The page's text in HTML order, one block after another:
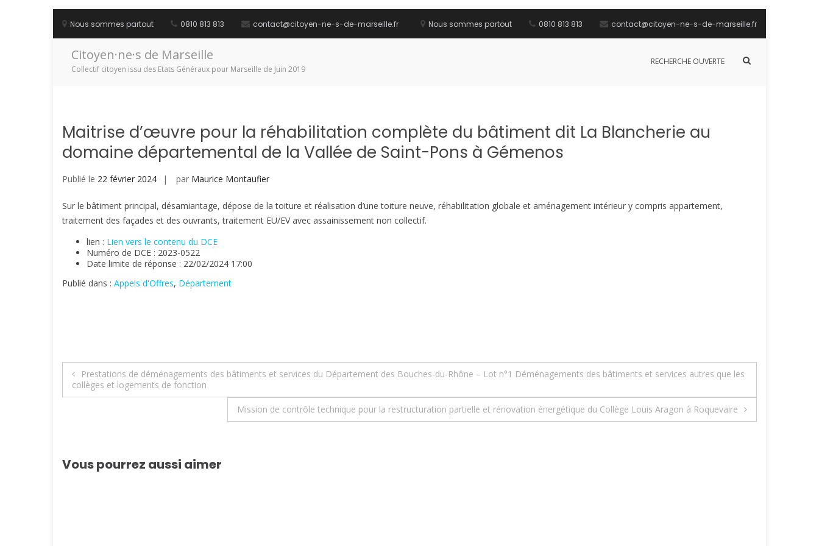
contenu
Nous sommes partout 0810 813 813 contact@citoyen-ne-s-de-marseille.fr Nous sommes partout 0810 813 813 contact@citoyen-ne-s-de-marseille.fr
Citoyen·ne·s de Marseille
Collectif citoyen issu des Etats Généraux pour Marseille de Juin 2019
RECHERCHE OUVERTE
Afficher
Maitrise d’œuvre pour la réhabilitation complète du bâtiment dit La Blancherie au
domaine départemental de la Vallée de Saint-Pons à Gémenos
Publié le 22 février 2024 par Maurice Montaufier
Sur le bâtiment principal, désamiantage, dépose de la toiture et réalisation d’une toiture neuve, réhabilitation globale et aménagement intérieur y compris appartement,
traitement des façades et des ouvrants, traitement EU/EV avec assainissement non collectif.
lien : Lien vers le contenu du DCE
Numéro de DCE : 2023-0522
Date limite de réponse : 22/02/2024 17:00
Publié dans : Appels d'Offres, Département
Navigation
de
Prestations de déménagements des bâtiments et services du Département des Bouches-du-Rhône – Lot n°1 Déménagements des bâtiments et services autres que les
collèges et logements de fonction
Mission de contrôle technique pour la restructuration partielle et rénovation énergétique du Collège Louis Aragon à Roquevaire
Vous pourrez aussi aimer